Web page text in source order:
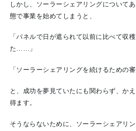
しかし、ソーラーシェアリングについて
態で事業を始めてしまうと、
「パネルで日が遮られて以前に比べて収
た…… 」
「 ソーラーシェアリングを続けるための
と、成功を夢見ていたにも関わらず、か
得ます。
そうならないために、ソーラーシェアリ